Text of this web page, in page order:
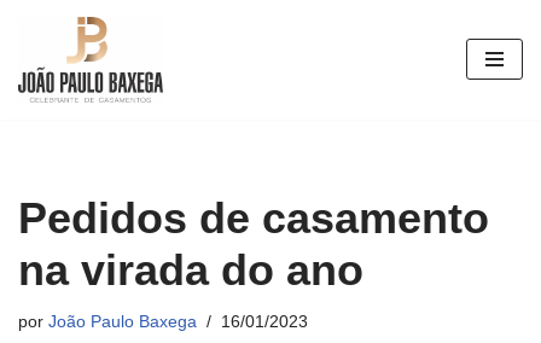
Pular
para
Pedidos de casamento
na virada do ano
por João Paulo Baxega 16/01/2023